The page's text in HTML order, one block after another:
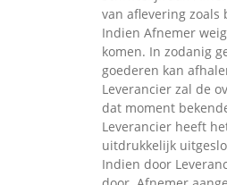
van aflevering
Indien Afnemer
komen. In zodanig
goederen kan
Leverancier zal de
dat moment
Leverancier heeft
uitdrukkelijk
Indien door